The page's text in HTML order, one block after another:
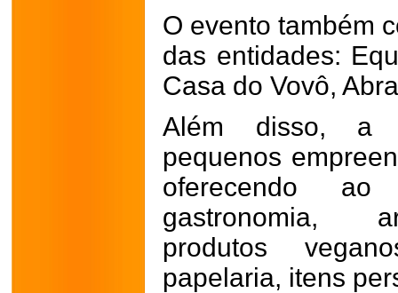
O evento também
das entidades:
Casa do Vovô,
Além disso, a
pequenos
oferecendo
gastronomia,
produtos
papelaria, itens